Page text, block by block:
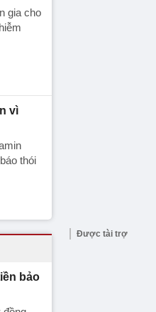
gia cho
vì
thói
bảo
Được tài trợ